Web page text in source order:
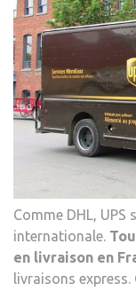
Comme DHL, UPS
internationale.
en livraison en
livraisons express.